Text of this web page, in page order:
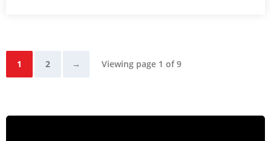
1 2 → Viewing page 1 of 9